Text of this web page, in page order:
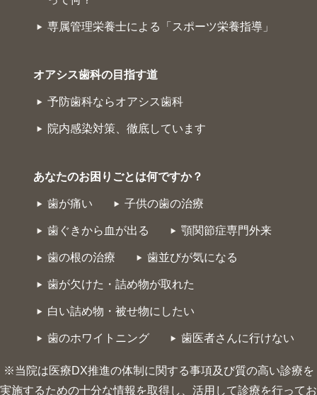
専属管理栄養士による「スポーツ栄養指導」
オアシス歯科の目指す道
予防歯科ならオアシス歯科
院内感染対策、徹底しています
あなたのお困りごとは何ですか？
歯が痛い 子供の歯の治療
歯ぐきから血が出る 顎関節症専門外来
歯の根の治療 歯並びが気になる
歯が欠けた・詰め物が取れた
白い詰め物・被せ物にしたい
歯のホワイトニング 歯医者さんに行けない
※当院は医療DX推進の体制に関する事項及び質の高い診療を
実施するための十分な情報を取得し、活用して診療を行ってお